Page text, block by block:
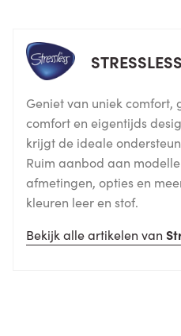
STRESSLESS
Geniet van uniek comfort,
comfort en eigentijds
krijgt de ideale
Ruim aanbod aan
afmetingen, opties en
kleuren leer en stof.
Bekijk alle artikelen van